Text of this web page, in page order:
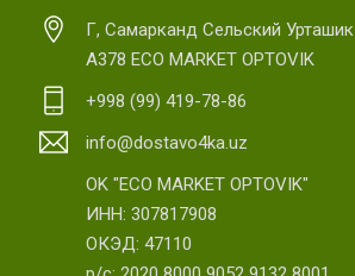
Г, Самарканд Сельский Урташик
А378 ECO MARKET OPTOVIK
+998 (99) 419-78-86
info@dostavo4ka.uz
OK "ECO MARKET OPTOVIK"
ИНН: 307817908
ОКЭД: 47110